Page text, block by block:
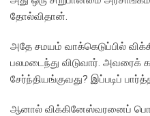
தோல்விதான்.
அதே சமயம் வாக்கெடுப்பில்
பலமடைந்து விடுவார்.
சேர்ந்தியங்குவது? இப்படிப்
ஆனால் விக்கினேஸ்வரனைப்